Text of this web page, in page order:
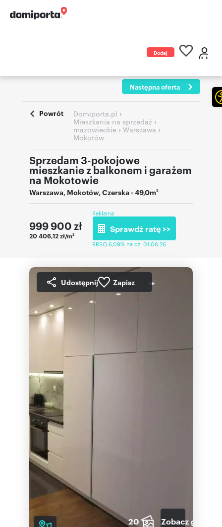
Dodaj
Następna oferta
Powrót Domiporta.pl ›
Mieszkania na sprzedaż ›
mazowieckie › Warszawa ›
Mokotów
Sprzedam 3-pokojowe
mieszkanie z balkonem i garażem
na Mokotowie
Warszawa, Mokotów,Czerska- 49,0m2
999 900 zł
20 406,12 zł/m2
Reklama
Sprawdź ratę >>
RRSO 6,09% na dz. 01.06.26
Udostępnij Zapisz
20 Zobacz galerię